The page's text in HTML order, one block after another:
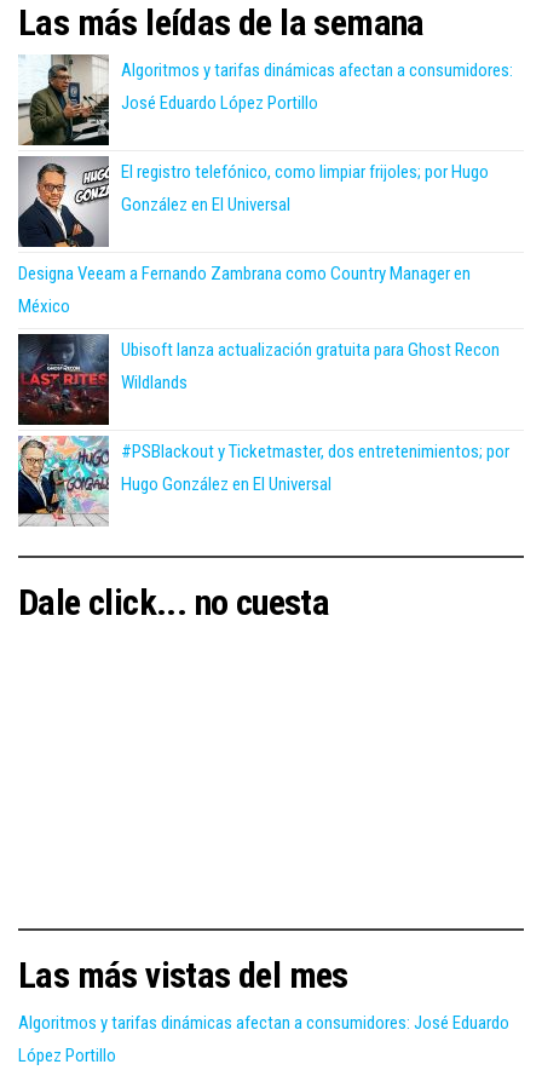
Las más leídas de la semana
Algoritmos y tarifas dinámicas afectan a consumidores:
José Eduardo López Portillo
El registro telefónico, como limpiar frijoles; por Hugo
González en El Universal
Designa Veeam a Fernando Zambrana como Country Manager en
México
Ubisoft lanza actualización gratuita para Ghost Recon
Wildlands
#PSBlackout y Ticketmaster, dos entretenimientos; por
Hugo González en El Universal
Dale click... no cuesta
Las más vistas del mes
Algoritmos y tarifas dinámicas afectan a consumidores: José Eduardo
López Portillo